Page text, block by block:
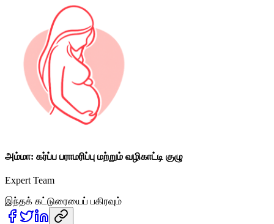
அம்மா: கர்ப்ப பராமரிப்பு மற்றும் வழிகாட்டி குழு
Expert Team
இந்தக் கட்டுரையைப் பகிரவும்